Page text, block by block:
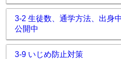
3-2 生徒数、通学方法、出
公開中
3-9 いじめ防止対策